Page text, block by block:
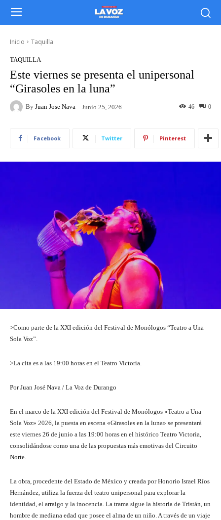
Inicio Taquilla
TAQUILLA
Este viernes se presenta el unipersonal
“Girasoles en la luna”
By Juan Jose Nava Junio 25, 2026 0
46
Facebook Twitter Pinterest
>Como parte de la XXI edición del Festival de Monólogos “Teatro a Una
Sola Voz”.
>La cita es a las 19:00 horas en el Teatro Victoria.
Por Juan José Nava / La Voz de Durango
En el marco de la XXI edición del Festival de Monólogos «Teatro a Una
Sola Voz» 2026, la puesta en escena «Girasoles en la luna» se presentará
este viernes 26 de junio a las 19:00 horas en el histórico Teatro Victoria,
consolidándose como una de las propuestas más emotivas del Circuito
Norte.
La obra, procedente del Estado de México y creada por Honorio Israel Ríos
Hernández, utiliza la fuerza del teatro unipersonal para explorar la
identidad, el arraigo y la inocencia. La trama sigue la historia de Tristán, un
hombre de mediana edad que posee el alma de un niño. A través de un viaje